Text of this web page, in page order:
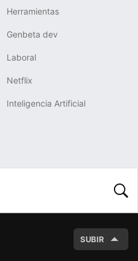
Herramientas
Genbeta dev
Laboral
Netflix
Inteligencia Artificial
SUBIR